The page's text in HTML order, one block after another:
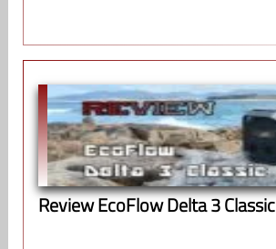
Review EcoFlow Delta 3 Classic